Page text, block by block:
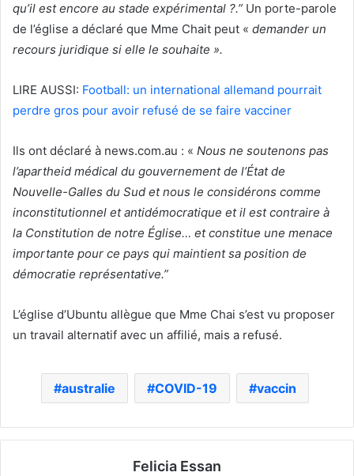
qu’il est encore au stade expérimental ?.” Un porte-parole
de l’église a déclaré que Mme Chait peut « demander un
recours juridique si elle le souhaite ».
LIRE AUSSI: Football: un international allemand pourrait
perdre gros pour avoir refusé de se faire vacciner
Ils ont déclaré à news.com.au : « Nous ne soutenons pas
l’apartheid médical du gouvernement de l’État de
Nouvelle-Galles du Sud et nous le considérons comme
inconstitutionnel et antidémocratique et il est contraire à
la Constitution de notre Église… et constitue une menace
importante pour ce pays qui maintient sa position de
démocratie représentative.”
L’église d’Ubuntu allègue que Mme Chai s’est vu proposer
un travail alternatif avec un affilié, mais a refusé.
australie COVID-19 vaccin
Felicia Essan